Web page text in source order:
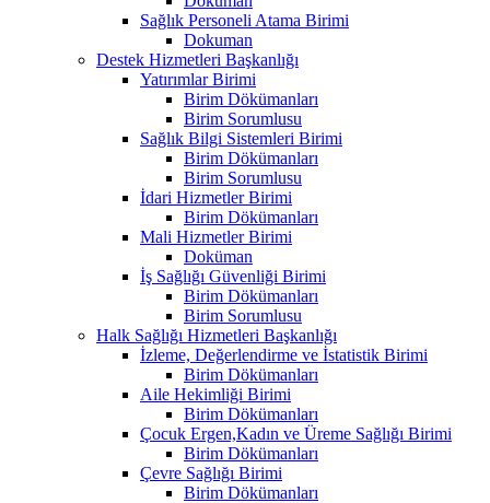
Sağlık Personeli Atama Birimi
Dokuman
Destek Hizmetleri Başkanlığı
Yatırımlar Birimi
Birim Dökümanları
Birim Sorumlusu
Sağlık Bilgi Sistemleri Birimi
Birim Dökümanları
Birim Sorumlusu
İdari Hizmetler Birimi
Birim Dökümanları
Mali Hizmetler Birimi
Doküman
İş Sağlığı Güvenliği Birimi
Birim Dökümanları
Birim Sorumlusu
Halk Sağlığı Hizmetleri Başkanlığı
İzleme, Değerlendirme ve İstatistik Birimi
Birim Dökümanları
Aile Hekimliği Birimi
Birim Dökümanları
Çocuk Ergen,Kadın ve Üreme Sağlığı Birimi
Birim Dökümanları
Çevre Sağlığı Birimi
Birim Dökümanları